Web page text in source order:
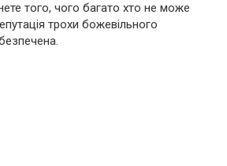
того, чого багато хто не може
трохи божевільного